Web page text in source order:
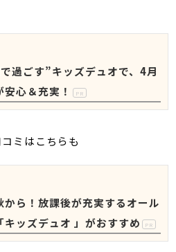
過ごす”キッズデュオで、4月
心＆充実！
PR
ミはこちらも
ら！放課後が充実するオール
ッズデュオ 」がおすすめ
PR